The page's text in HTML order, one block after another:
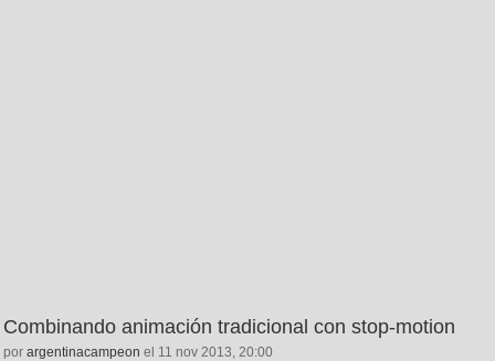
Combinando animación tradicional con stop-motion
por argentinacampeon el 11 nov 2013, 20:00